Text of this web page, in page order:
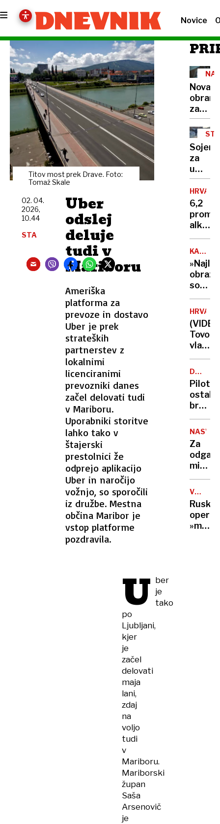
Novice
Titov most prek Drave. Foto:
Tomaž Skale
Uber
odslej
deluje
tudi v
Mariboru
Ameriška
platforma za
prevoze in dostavo
Uber je prek
strateških
partnerstev z
lokalnimi
licenciranimi
prevozniki danes
začel delovati tudi
v Mariboru.
Uporabniki storitve
lahko tako v
štajerski
prestolnici že
odprejo aplikacijo
Uber in naročijo
vožnjo, so sporočili
iz družbe. Mestna
občina Maribor je
vstop platforme
pozdravila.
02. 04.
2026,
10.44
STA
U ber
je
tako
po
Ljubljani,
kjer
je
začel
delovati
maja
lani,
zdaj
na
voljo
tudi
v
Mariboru.
Mariborski
župan
Saša
Arsenovič
je
Nova
za
pred
jih
bodo
že v
za
umor
šele
pozimi,
naj
brat
in
očim
6,2
v
krvi
primer,
ki je
osupnil
WITT
obraz
pod
Stasi
jo je
celo
v
vlak
rdečo
luč
in
trčil
v
šest
huje
DOSJEJI
O
NLP
Pilot
ostal
brez
besed,
nad
je
videl
152-
brez
luči
NASVET
Za
miši
že
en
sam
list
VOJNA
V
Ruska